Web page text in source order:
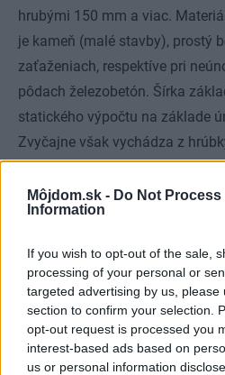
Môjdom.sk - Do Not Process
Information
If you wish to opt-out of the sale,
processing of your personal or
targeted advertising by us, please
section to confirm your selection.
opt-out request is processed you
interest-based ads based on
us or personal information
hrubými 150 mm a viac.
je kameň (malé stavby), prostý
zaťaženiach, respektíve pri
pôdach železobetón. Šírka
statického výpočtu na základe
Zvyčajne však vychádza z
pripočíta po 100 až 150 mm na
stene hrubej 400 mm je šírka
takou stenou 500 mm).